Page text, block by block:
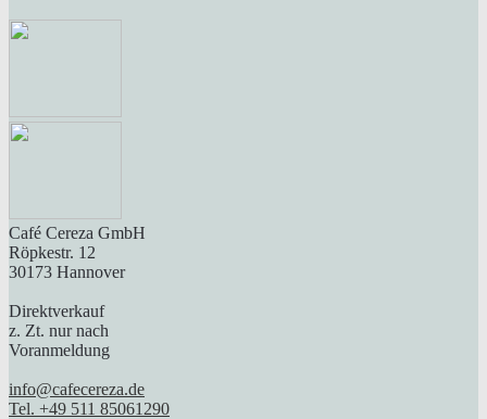
Café Cereza GmbH
Röpkestr. 12
30173 Hannover
Direktverkauf
z. Zt. nur nach
Voranmeldung
info@cafecereza.de
Tel. +49 511 85061290